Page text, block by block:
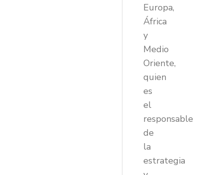
Europa,
África
y
Medio
Oriente,
quien
es
el
responsable
de
la
estrategia